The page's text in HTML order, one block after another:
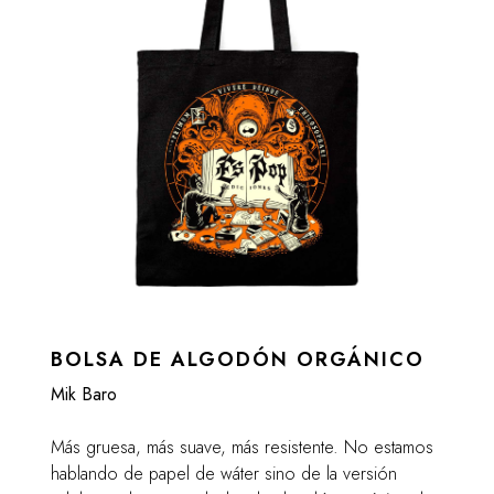
BOLSA DE ALGODÓN ORGÁNICO
Mik Baro
Más gruesa, más suave, más resistente. No estamos
hablando de papel de wáter sino de la versión